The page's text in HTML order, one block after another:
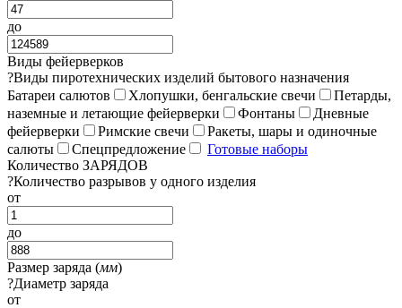
до
Виды фейерверков
?Виды пиротехнических изделий бытового назначения
Батареи салютов
Хлопушки, бенгальские свечи
Петарды,
наземные и летающие фейерверки
Фонтаны
Дневные
фейерверки
Римские свечи
Ракеты, шары и одиночные
салюты
Спецпредложение
Готовые наборы
Количество ЗАРЯДОВ
?Количество разрывов у одного изделия
от
до
Размер заряда (мм)
?Диаметр заряда
от